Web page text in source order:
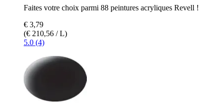
Faites votre choix parmi 88 peintures acryliques Revell !
€ 3,79
(€ 210,56 / L)
5.0 (4)